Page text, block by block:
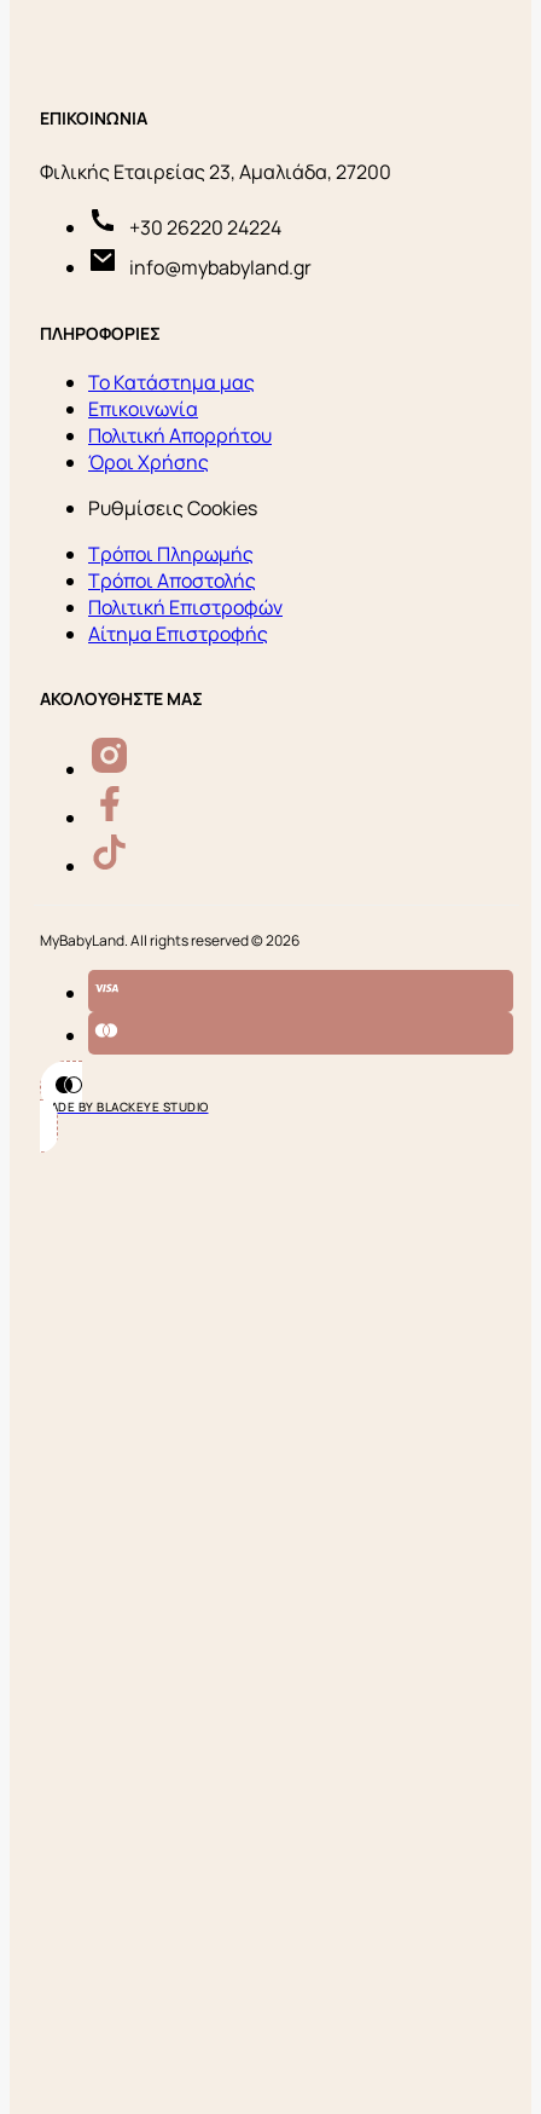
ΕΠΙΚΟΙΝΩΝΙΑ
Φιλικής Εταιρείας 23, Αμαλιάδα, 27200
+30 26220 24224
info@mybabyland.gr
ΠΛΗΡΟΦΟΡΙΕΣ
Το Κατάστημα μας
Επικοινωνία
Πολιτική Απορρήτου
Όροι Χρήσης
Ρυθμίσεις Cookies
Τρόποι Πληρωμής
Τρόποι Αποστολής
Πολιτική Επιστροφών
Αίτημα Επιστροφής
ΑΚΟΛΟΥΘΗΣΤΕ ΜΑΣ
MyBabyLand. All rights reserved © 2026
MADE BY BLACKEYE STUDIO